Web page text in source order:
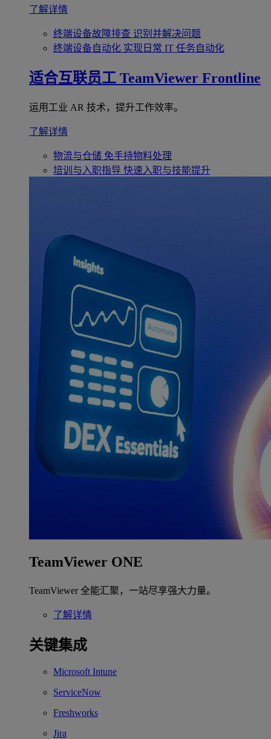
了解详情
终端设备故障排查 识别并解决问题
终端设备自动化 实现日常 IT 任务自动化
适合互联员工 TeamViewer Frontline
运用工业 AR 技术，提升工作效率。
了解详情
物流与仓储 免手持物料处理
培训与入职指导 快速入职与技能提升
TeamViewer ONE
TeamViewer 全能汇聚，一站尽享强大力量。
了解详情
关键集成
Microsoft Intune
ServiceNow
Freshworks
Jira